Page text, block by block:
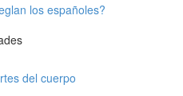
los españoles?
del cuerpo